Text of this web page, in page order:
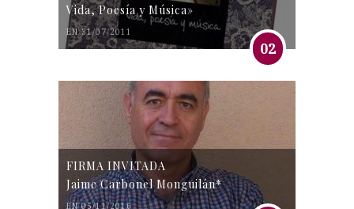
Vida, Poesía y Música»
EN 31/07/2011
02
FIRMA INVITADA
Jaime Carbonel Monguilán*
EN 05/11/2016